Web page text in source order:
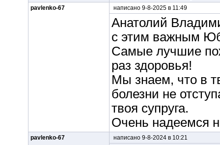
pavlenko-67 написано 9-8-2025 в 11:49
Анатолий
с этим важным
Самые лучшие
раз здоровья!
Мы знаем, что в
болезни не
твоя супруга.
Очень надеемся
pavlenko-67 написано 9-8-2024 в 10:21